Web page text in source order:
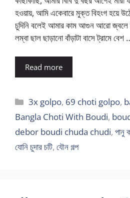
হওয়ায়, আমি একেবারে মুক্ত বিহংগ হয়ে
চুদিনি বলেই আমার কাম আগুন আরো
লম্বা ছাল ছাড়ানো বাঁড়াটা বাসে ট্রামে বেশ
Read more
Categories
3x golpo, 69 choti golpo,
Bangla Choti With Boudi,
debor boudi chuda chudi, পানু
যোনি চুদার চটি, যৌন গল্প